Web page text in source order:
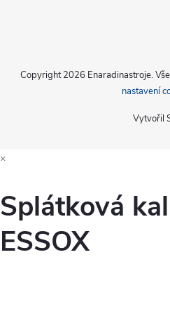
Vytvořil
Copyright 2026 Enaradinastroje.
nastavení
×
Splátková
ESSOX